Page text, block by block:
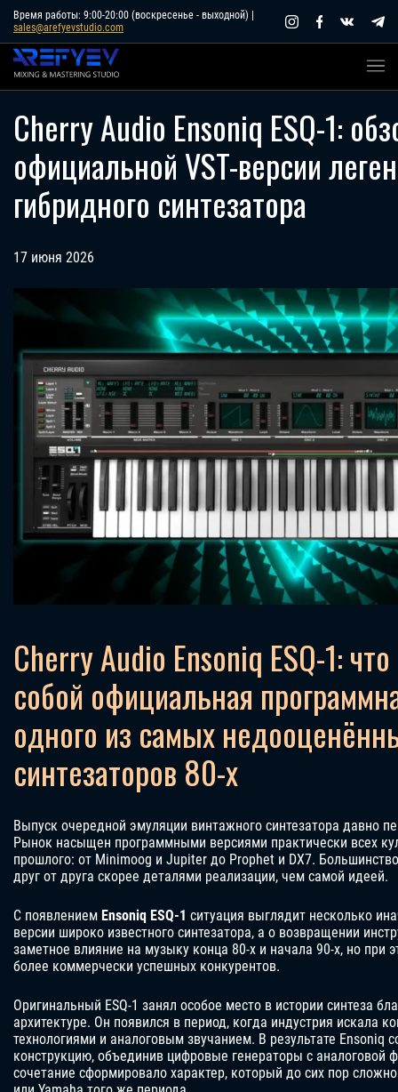
Skip
content
Время работы: 9:00-20:00 (воскресенье - выходной) |
sales@arefyevstudio.com
Cherry Audio Ensoniq ESQ-1:
официальной VST-версии
гибридного синтезатора
17 июня 2026
Cherry Audio Ensoniq ESQ-1:
собой официальная
одного из самых
синтезаторов 80-х
Выпуск очередной эмуляции винтажного синтезатора давно
Рынок насыщен программными версиями практически всех
прошлого: от Minimoog и Jupiter до Prophet и DX7.
друг от друга скорее деталями реализации, чем самой идеей.
С появлением Ensoniq ESQ-1 ситуация выглядит несколько
версии широко известного синтезатора, а о возвращении
заметное влияние на музыку конца 80-х и начала 90-х, но при
более коммерчески успешных конкурентов.
Оригинальный ESQ-1 занял особое место в истории синтеза
архитектуре. Он появился в период, когда индустрия искала
технологиями и аналоговым звучанием. В результате Ensoniq
конструкцию, объединив цифровые генераторы с аналоговой
сочетание сформировало характер, который до сих пор